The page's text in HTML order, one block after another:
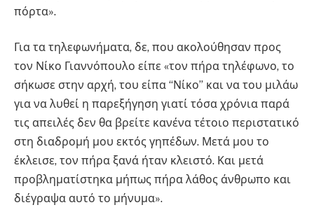
πόρτα».
Για τα τηλεφωνήματα, δε, που ακολούθησαν προς
τον Νίκο Γιαννόπουλο είπε «τον πήρα τηλέφωνο, το
σήκωσε στην αρχή, του είπα “Νίκο” και να του μιλάω
για να λυθεί η παρεξήγηση γιατί τόσα χρόνια παρά
τις απειλές δεν θα βρείτε κανένα τέτοιο περιστατικό
στη διαδρομή μου εκτός γηπέδων. Μετά μου το
έκλεισε, τον πήρα ξανά ήταν κλειστό. Και μετά
προβληματίστηκα μήπως πήρα λάθος άνθρωπο και
διέγραψα αυτό το μήνυμα».